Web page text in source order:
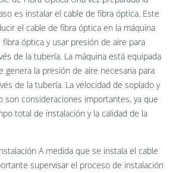
es instalar el cable de fibra óptica. Este
el cable de fibra óptica en la máquina
óptica y usar presión de aire para
de la tubería. La máquina está equipada
genera la presión de aire necesaria para
de la tubería. La velocidad de soplado y
son consideraciones importantes, ya que
total de instalación y la calidad de la
A medida que se instala el cable
supervisar el proceso de instalación